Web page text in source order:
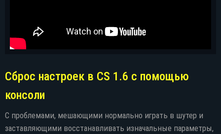
Сброс настроек в СS 1.6 c помощью
консоли
С проблемами, мешающими нормально играть в шутер и
заставляющими восстанавливать изначальные параметры,